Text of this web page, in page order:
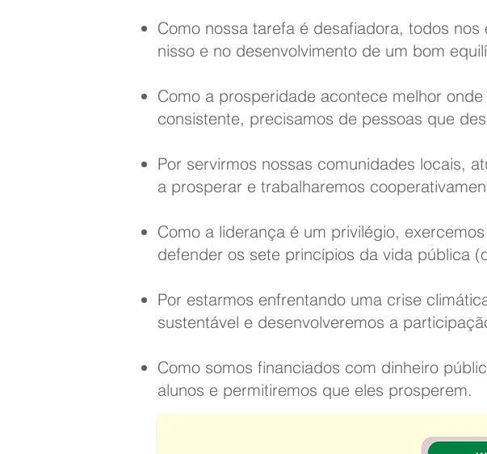
Como nossa tarefa é desafiadora, todos
nisso e no desenvolvimento de um bom
Como a prosperidade acontece melhor
consistente, precisamos de pessoas que
Por servirmos nossas comunidades locais,
a prosperar e trabalharemos
Como a liderança é um privilégio,
defender os sete princípios da vida pública
Por estarmos enfrentando uma crise
sustentável e desenvolveremos a
Como somos financiados com dinheiro
alunos e permitiremos que eles prosperem.